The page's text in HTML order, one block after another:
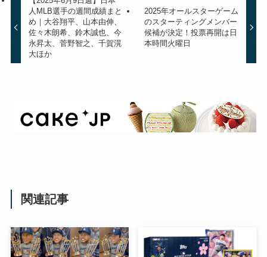
人MLB選手の週間成績まと
め｜大谷翔平、山本由伸、
佐々木朗希、鈴木誠也、今
永昇太、菅野智之、千賀滉
大ほか
2025年オールスターゲーム
のスターティングメンバー
候補が決定！投票再開は日
本時間火曜日
関連記事